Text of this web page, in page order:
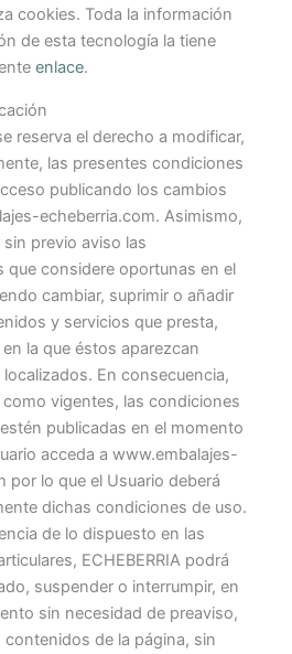
cookies. Toda la información
de esta tecnología la tiene
enlace.
reserva el derecho a modificar,
las presentes condiciones
publicando los cambios
echeberria.com. Asimismo,
previo aviso las
que considere oportunas en el
cambiar, suprimir o añadir
y servicios que presta,
la que éstos aparezcan
En consecuencia,
vigentes, las condiciones
publicadas en el momento
acceda a www.embalajes-
por lo que el Usuario deberá
dichas condiciones de uso.
de lo dispuesto en las
ECHEBERRIA podrá
suspender o interrumpir, en
sin necesidad de preaviso,
contenidos de la página, sin